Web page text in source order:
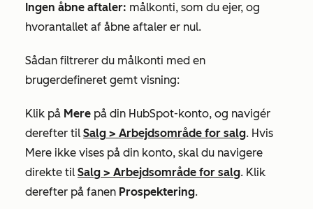
Ingen åbne aftaler: målkonti, som du ejer, og
hvorantallet af åbne aftaler er nul.
Sådan filtrerer du målkonti med en
brugerdefineret gemt visning:
Klik på Mere på din HubSpot-konto, og navigér
derefter til Salg > Arbejdsområde for salg. Hvis
Mere ikke vises på din konto, skal du navigere
direkte til Salg > Arbejdsområde for salg. Klik
derefter på fanen Prospektering.